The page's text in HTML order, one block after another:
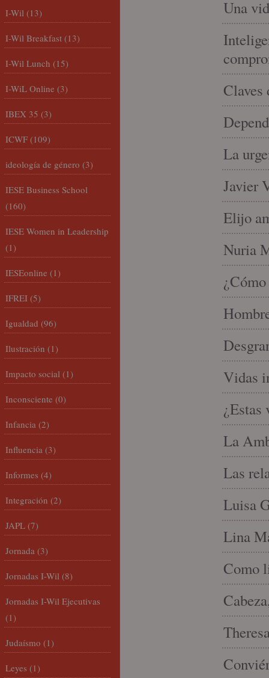
Una
Claves
La
Javier
Elijo
Nuria
Vidas
¿Estas
La
Las
Luisa
Lina
Como
I-Wil (13)
I-Wil Breakfast (13)
I-Wil Lunch (15)
I-WiL Online (3)
IBEX 35 (3)
ICWF (109)
ideología de género (3)
IESE Business School
(160)
IESE Women in Leadership
(1)
IESEonline (1)
IFREI (5)
Igualdad (96)
Ilustración (1)
Impacto social (1)
Inconsciente (0)
Infancia (2)
Influencia (3)
Informes (4)
Integración (2)
JAPL (7)
Jornada (3)
Jornadas I-Wil (8)
Jornadas I-Wil Ejecutivas
(1)
Judaísmo (1)
Leyes (1)